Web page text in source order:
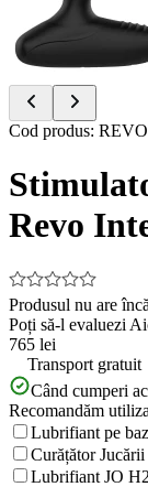
Item
of
4
Cod produs:
Revo
Produsul nu are
Poți să-l evaluezi
765 lei
Transport gratuit
Când cumperi
Recomandăm
Lubrifiant pe
Curățător
Lubrifiant JO